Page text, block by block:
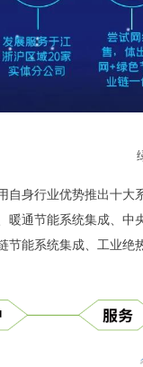
自身行业优势推出十
暖通节能系统集成、
节能系统集成、工业